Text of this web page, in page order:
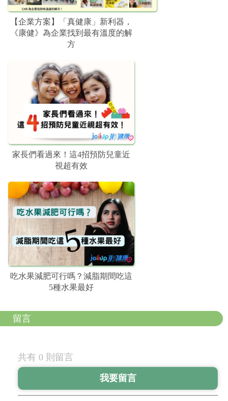
【企業方案】「真健康」新利器，
《康健》為企業找到最有溫度的解
方
家長們看過來！這4招預防兒童近
視超有效
吃水果減肥可行嗎？減脂期間吃這
5種水果最好
留言
共有 0 則留言